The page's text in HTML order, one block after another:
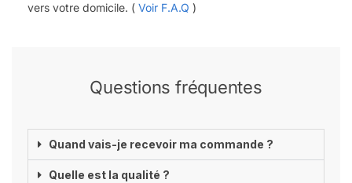
vers votre domicile. ( Voir F.A.Q )
Questions fréquentes
Quand vais-je recevoir ma commande ?
Quelle est la qualité ?